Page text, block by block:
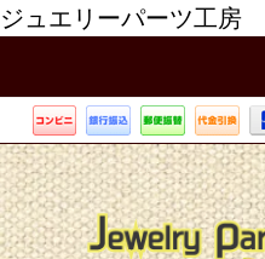
ジュエリーパーツ工房